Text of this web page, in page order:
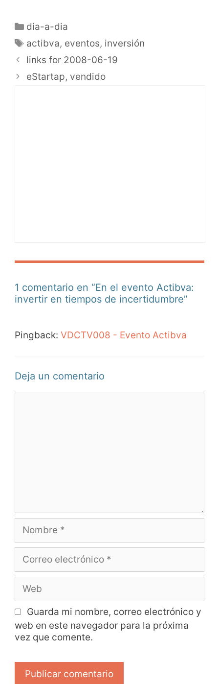
dia-a-dia
actibva, eventos, inversión
links for 2008-06-19
eStartap, vendido
1 comentario en “En el evento Actibva:
invertir en tiempos de incertidumbre”
Pingback: VDCTV008 - Evento Actibva
Deja un comentario
Guarda mi nombre, correo electrónico y
web en este navegador para la próxima
vez que comente.